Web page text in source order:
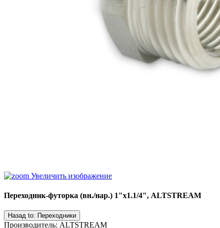
Увеличить изображение
Переходник-футорка (вн./нар.) 1"х1.1/4", ALTSTREAM
Производитель: ALTSTREAM